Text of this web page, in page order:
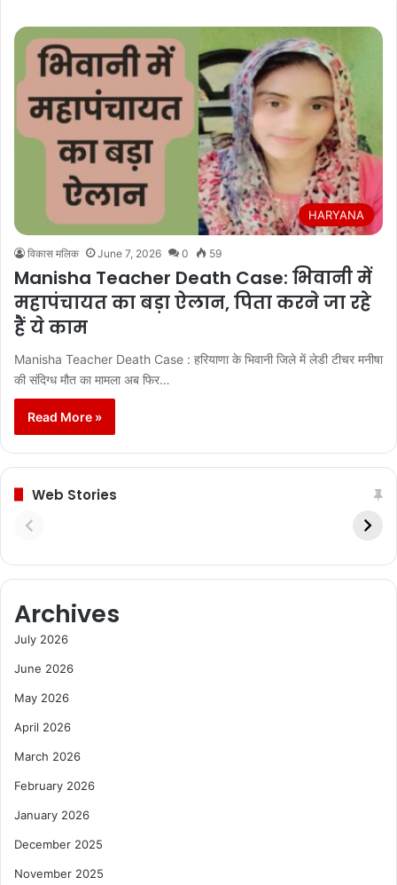
HARYANA
विकास मलिक June 7, 2026 0 59
Manisha Teacher Death Case: भिवानी में
महापंचायत का बड़ा ऐलान, पिता करने जा रहे
हैं ये काम
Manisha Teacher Death Case : हरियाणा के भिवानी जिले में लेडी टीचर मनीषा
की संदिग्ध मौत का मामला अब फिर…
Read More »
Web Stories
Archives
July 2026
June 2026
May 2026
April 2026
March 2026
February 2026
January 2026
December 2025
November 2025